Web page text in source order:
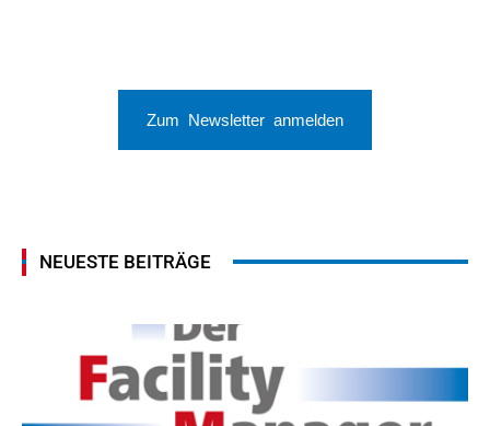
Zum Newsletter anmelden
NEUESTE BEITRÄGE